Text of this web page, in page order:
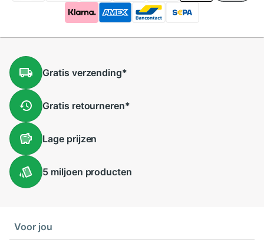
Gratis verzending*
Gratis retourneren*
Lageprijzen
5 miljoen producten
Voor jou